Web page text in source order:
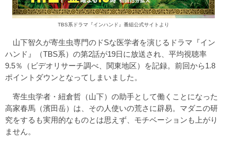
TBS系ドラマ『インハンド』番組公式サイトより
山下智久が寄生虫専門のドSな医学者を演じるドラマ『イン
ハンド』（TBS系）の第2話が19日に放送され、平均視聴率
9.5％（ビデオリサーチ調べ、関東地区）を記録。前回から1.8
ポイントダウンとなってしまいました。
寄生虫学者・紐倉哲（山下）の助手として働くことになった
高家春馬（濱田岳）は、その人使いの荒さに辟易。マダニの研
究をするも実用的なものとは思えず、モチベーションも上がり
ません。